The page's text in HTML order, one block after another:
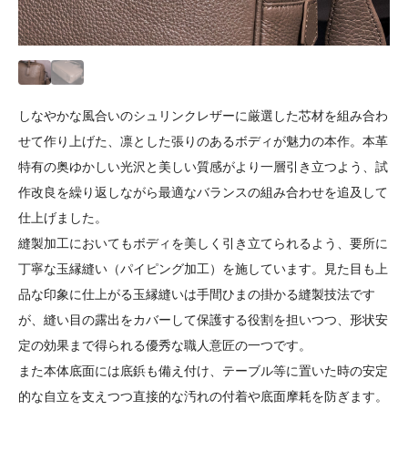
しなやかな風合いのシュリンクレザーに厳選した芯材を組み合わ
せて作り上げた、凛とした張りのあるボディが魅力の本作。本革
特有の奥ゆかしい光沢と美しい質感がより一層引き立つよう、試
作改良を繰り返しながら最適なバランスの組み合わせを追及して
仕上げました。
縫製加工においてもボディを美しく引き立てられるよう、要所に
丁寧な玉縁縫い（パイピング加工）を施しています。見た目も上
品な印象に仕上がる玉縁縫いは手間ひまの掛かる縫製技法です
が、縫い目の露出をカバーして保護する役割を担いつつ、形状安
定の効果まで得られる優秀な職人意匠の一つです。
また本体底面には底鋲も備え付け、テーブル等に置いた時の安定
的な自立を支えつつ直接的な汚れの付着や底面摩耗を防ぎます。